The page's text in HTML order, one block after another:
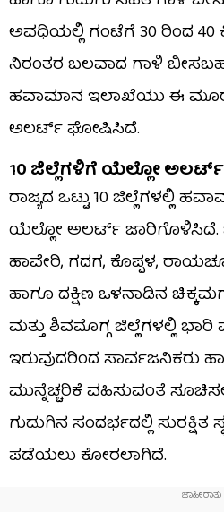
ಅವಧಿಯಲ್ಲಿ ಗಂಟೆಗೆ 30 ರಿಂದ
ನಿರಂತರ ಬಲವಾದ ಗಾಳಿ
ಹವಾಮಾನ ಇಲಾಖೆಯು ಈ
ಅಲರ್ಟ್ ಘೋಷಿಸಿದೆ.
10 ಜಿಲ್ಲೆಗಳಿಗೆ ಯೆಲ್ಲೋ ಅಲರ್ಟ್
ರಾಜ್ಯದ ಒಟ್ಟು 10 ಜಿಲ್ಲೆಗಳಲ್ಲಿ
ಯೆಲ್ಲೋ ಅಲರ್ಟ್ ಜಾರಿಗೊಳಿಸಿದೆ.
ಹಾವೇರಿ, ಗದಗ, ಕೊಪ್ಪಳ,
ಹಾಗೂ ದಕ್ಷಿಣ ಒಳನಾಡಿನ
ಮತ್ತು ಶಿವಮೊಗ್ಗ ಜಿಲ್ಲೆಗಳಲ್ಲಿ
ಇರುವುದರಿಂದ ಸಾರ್ವಜನಿಕರು
ಮುನ್ನೆಚ್ಚರಿಕೆ ವಹಿಸುವಂತೆ
ಗುಡುಗಿನ ಸಂದರ್ಭದಲ್ಲಿ ಸುರಕ್ಷಿತ
ಪಡೆಯಲು ಕೋರಲಾಗಿದೆ.